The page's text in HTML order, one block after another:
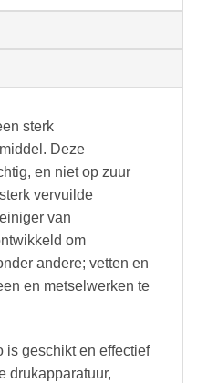
sterk
Deze
en niet op zuur
vervuilde
van
om
andere; vetten en
en metselwerken te
is geschikt en effectief
drukapparatuur,